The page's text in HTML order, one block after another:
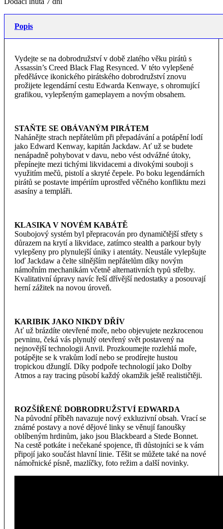
Popis
Vydejte se na dobrodružství v době zlatého věku pirátů s
Assassin’s Creed Black Flag Resynced. V této vylepšené
předělávce ikonického pirátského dobrodružství znovu
prožijete legendární cestu Edwarda Kenwaye, s ohromující
grafikou, vylepšeným gameplayem a novým obsahem.
STAŇTE SE OBÁVANÝM PIRÁTEM
Nahánějte strach nepřátelům při přepadávání a potápění lodí
jako Edward Kenway, kapitán Jackdaw. Ať už se budete
nenápadně pohybovat v davu, nebo vést odvážné útoky,
přepínejte mezi tichými likvidacemi a divokými souboji s
využitím mečů, pistolí a skryté čepele. Po boku legendárních
pirátů se postavte impériím uprostřed věčného konfliktu mezi
asasíny a templáři.
KLASIKA V NOVÉM KABÁTĚ
Soubojový systém byl přepracován pro dynamičtější střety s
důrazem na krytí a likvidace, zatímco stealth a parkour byly
vylepšeny pro plynulejší úniky i atentáty. Neustále vylepšujte
loď Jackdaw a čelte silnějším nepřátelům díky novým
námořním mechanikám včetně alternativních typů střelby.
Kvalitativní úpravy navíc řeší dřívější nedostatky a posouvají
herní zážitek na novou úroveň.
KARIBIK JAKO NIKDY DŘÍV
Ať už brázdíte otevřené moře, nebo objevujete nezkrocenou
pevninu, čeká vás plynulý otevřený svět postavený na
nejnovější technologii Anvil. Prozkoumejte rozlehlá moře,
potápějte se k vrakům lodí nebo se prodírejte hustou
tropickou džunglí. Díky podpoře technologií jako Dolby
Atmos a ray tracing působí každý okamžik ještě realističtěji.
ROZŠÍŘENÉ DOBRODRUŽSTVÍ EDWARDA
Na původní příběh navazuje nový exkluzivní obsah. Vrací se
známé postavy a nové dějové linky se věnují fanoušky
oblíbeným hrdinům, jako jsou Blackbeard a Stede Bonnet.
Na cestě potkáte i nečekané spojence, tři důstojníci se k vám
připojí jako součást hlavní linie. Těšit se můžete také na nové
námořnické písně, mazlíčky, foto režim a další novinky.